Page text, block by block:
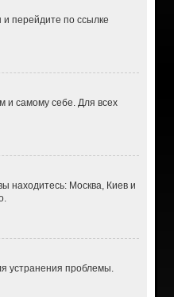
перейдите по ссылке
и самому себе. Для всех
находитесь: Москва, Киев и
устранения проблемы.